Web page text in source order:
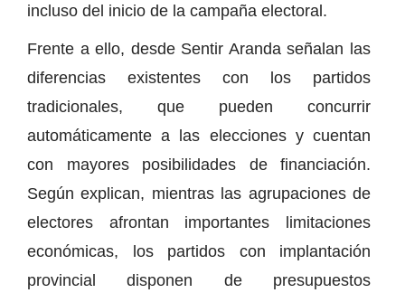
incluso del inicio de la campaña electoral.
Frente a ello, desde Sentir Aranda señalan las
diferencias existentes con los partidos
tradicionales, que pueden concurrir
automáticamente a las elecciones y cuentan
con mayores posibilidades de financiación.
Según explican, mientras las agrupaciones de
electores afrontan importantes limitaciones
económicas, los partidos con implantación
provincial disponen de presupuestos